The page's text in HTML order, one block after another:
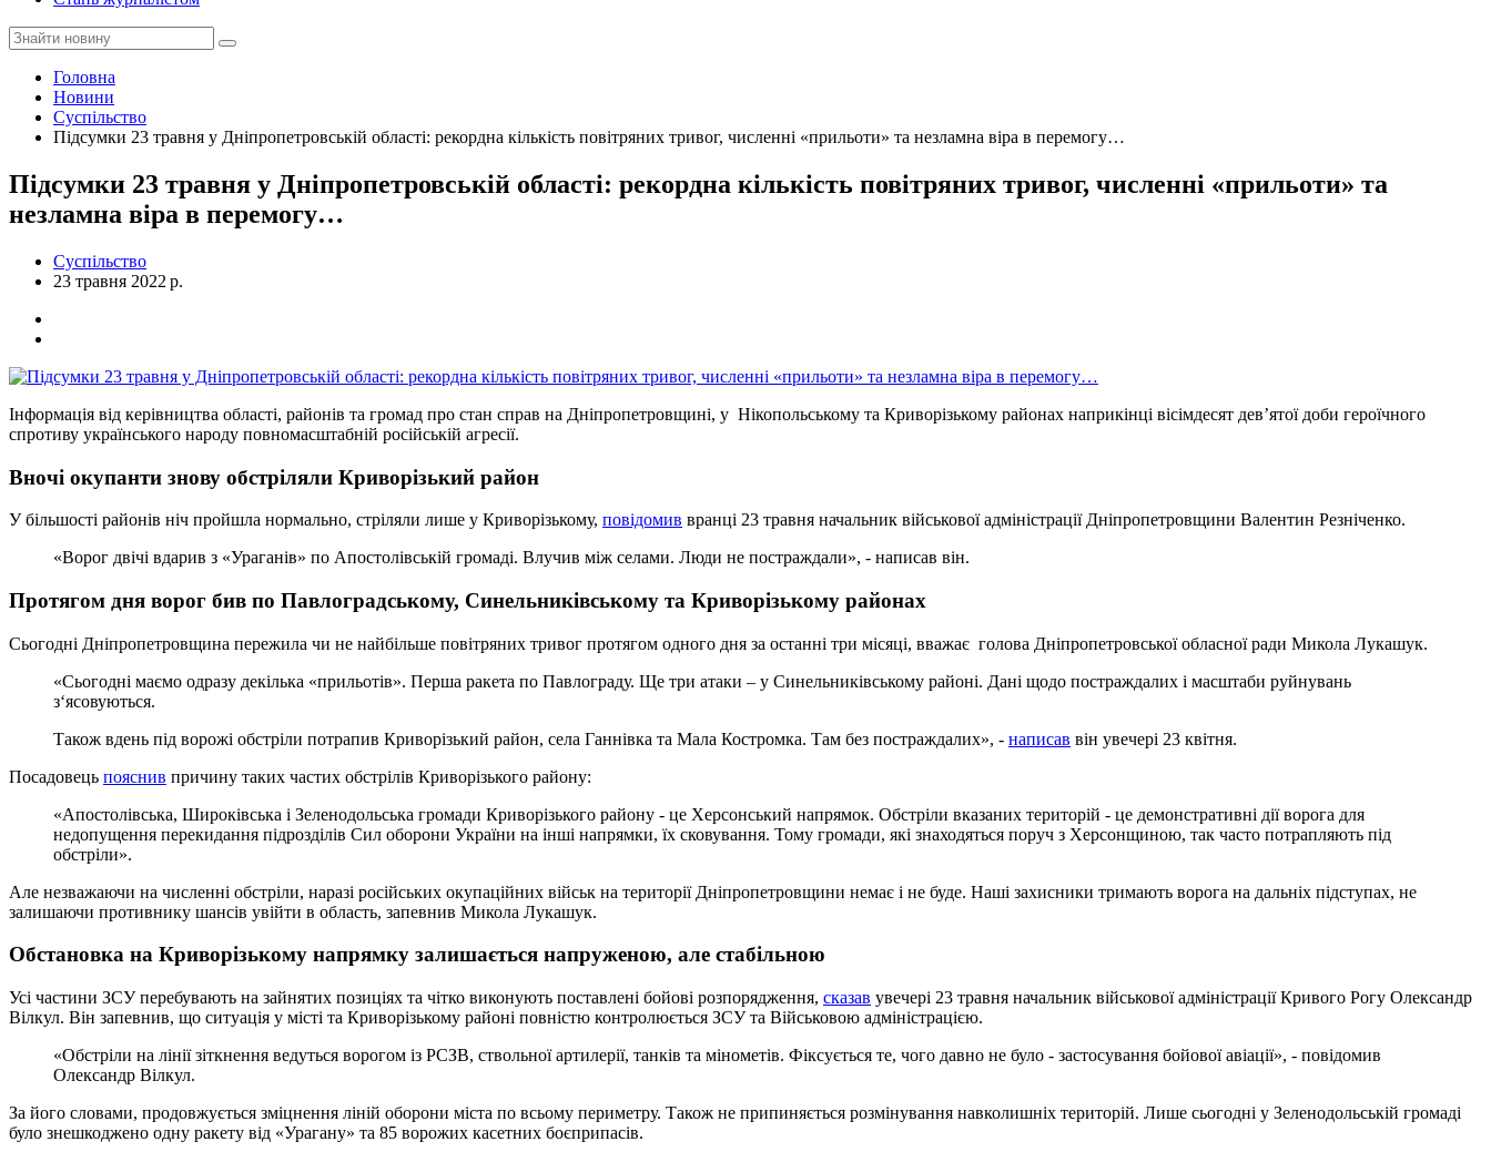
Головна
Новини
Суспільство
Підсумки 23 травня у Дніпропетровській області: рекордна кількість повітряних тривог, численні «прильоти» та незламна віра в перемогу…
Підсумки 23 травня у Дніпропетровській області: рекордна кількість повітряних тривог, численні «прильоти» та
незламна віра в перемогу…
Суспільство
23 травня 2022 р.
Інформація від керівництва області, районів та громад про стан справ на Дніпропетровщині, у Нікопольському та Криворізькому районах наприкінці вісімдесят дев’ятої доби героїчного
спротиву українського народу повномасштабній російській агресії.
Вночі окупанти знову обстріляли Криворізький район
У більшості районів ніч пройшла нормально, стріляли лише у Криворізькому, повідомив вранці 23 травня начальник військової адміністрації Дніпропетровщини Валентин Резніченко.
«Ворог двічі вдарив з «Ураганів» по Апостолівській громаді. Влучив між селами. Люди не постраждали», - написав він.
Протягом дня ворог бив по Павлоградському, Синельниківському та Криворізькому районах
Сьогодні Дніпропетровщина пережила чи не найбільше повітряних тривог протягом одного дня за останні три місяці, вважає голова Дніпропетровської обласної ради Микола Лукашук.
«Сьогодні маємо одразу декілька «прильотів». Перша ракета по Павлограду. Ще три атаки – у Синельниківському районі. Дані щодо постраждалих і масштаби руйнувань
з‘ясовуються.
Також вдень під ворожі обстріли потрапив Криворізький район, села Ганнівка та Мала Костромка. Там без постраждалих», - написав він увечері 23 квітня.
Посадовець пояснив причину таких частих обстрілів Криворізького району:
«Апостолівська, Широківська і Зеленодольська громади Криворізького району - це Херсонський напрямок. Обстріли вказаних територій - це демонстративні дії ворога для
недопущення перекидання підрозділів Сил оборони України на інші напрямки, їх сковування. Тому громади, які знаходяться поруч з Херсонщиною, так часто потрапляють під
обстріли».
Але незважаючи на численні обстріли, наразі російських окупаційних військ на території Дніпропетровщини немає і не буде. Наші захисники тримають ворога на дальніх підступах, не
залишаючи противнику шансів увійти в область, запевнив Микола Лукашук.
Обстановка на Криворізькому напрямку залишається напруженою, але стабільною
Усі частини ЗСУ перебувають на зайнятих позиціях та чітко виконують поставлені бойові розпорядження, сказав увечері 23 травня начальник військової адміністрації Кривого Рогу Олександр
Вілкул. Він запевнив, що ситуація у місті та Криворізькому районі повністю контролюється ЗСУ та Військовою адміністрацією.
«Обстріли на лінії зіткнення ведуться ворогом із РСЗВ, ствольної артилерії, танків та мінометів. Фіксується те, чого давно не було - застосування бойової авіації», - повідомив
Олександр Вілкул.
За його словами, продовжується зміцнення ліній оборони міста по всьому периметру. Також не припиняється розмінування навколишніх територій. Лише сьогодні у Зеленодольській громаді
було знешкоджено одну ракету від «Урагану» та 85 ворожих касетних боєприпасів.